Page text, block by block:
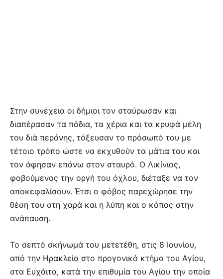
Στην συνέχεια οι δήμιοι τον σταύρωσαν και
διαπέρασαν τα πόδια, τα χέρια και τα κρυφά μέλη
του διά περόνης, τόξευσαν το πρόσωπό του με
τέτοιο τρόπο ώστε να εκχυθούν τα μάτια του και
τον άφησαν επάνω στον σταυρό. Ο Λικίνιος,
φοβούμενος την οργή του όχλου, διέταξε να τον
αποκεφαλίσουν. Έτσι ο φόβος παρεχώρησε την
θέση του στη χαρά και η λύπη και ο κόπος στην
ανάπαυση.
Το σεπτό σκήνωμά του μετετέθη, στις 8 Ιουνίου,
από την Ηρακλεία στο προγονικό κτήμα του Αγίου,
στα Ευχάιτα, κατά την επιθυμία του Αγίου την οποία